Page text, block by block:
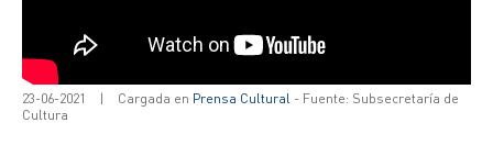
23-06-2021 | Cargada en Prensa Cultural - Fuente: Subsecretaría de
Cultura